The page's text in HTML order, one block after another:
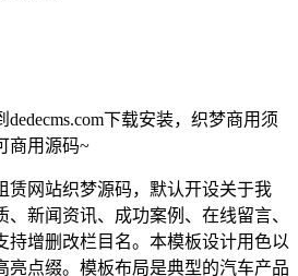
下载安装，织梦商用须
商用源码~
赁网站织梦源码，默认开设关于我
新闻资讯、成功案例、在线留言、
持增删改栏目名。本模板设计用色以
亮点缀。模板布局是典型的汽车产品